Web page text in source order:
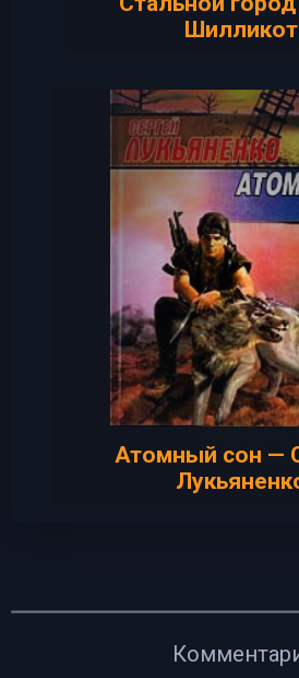
Шилликот
Атомный сон —